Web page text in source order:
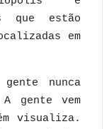
que estão
em
nunca
gente vem
visualiza.